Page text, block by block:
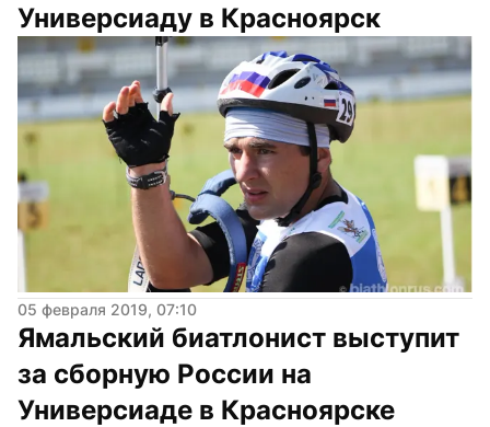
Универсиаду в Красноярск
05 февраля 2019, 07:10
Ямальский биатлонист выступит
за сборную России на
Универсиаде в Красноярске